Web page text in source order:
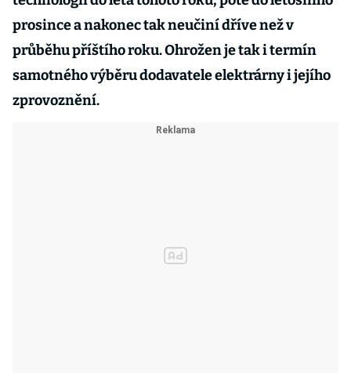
prosince a nakonec tak neučiní dříve než v
průběhu příštího roku. Ohrožen je tak i termín
samotného výběru dodavatele elektrárny i jejího
zprovoznění.